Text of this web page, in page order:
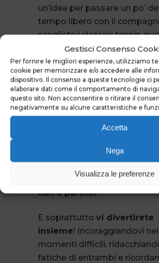
Gestisci Consenso
Per fornire le migliori esperienze, utilizziamo
cookie per memorizzare e/o accedere alle
dispositivo. Il consenso a queste tecnologie ci
elaborare dati come il comportamento di
questo sito. Non acconsentire o ritirare il
negativamente su alcune caratteristiche e
Accetta
Nega
Visualizza le preferenze
un’idea per passare un po’
tempo libero con il
scegliete i classici: tennis,
corsa, ballo… maprovate con
canoa gonfiabile!
1. Entrambiscaricherete lo
accumulato durante la
lavorativa restando così ben
predisposti nei confronti
aumentando in questo modo
3. Passerete deltempo di
con il partner.
E soprattutto vi divertirete
insieme! Incoraggiandovi nei
momenti difficili,
fatiche di entrambi e